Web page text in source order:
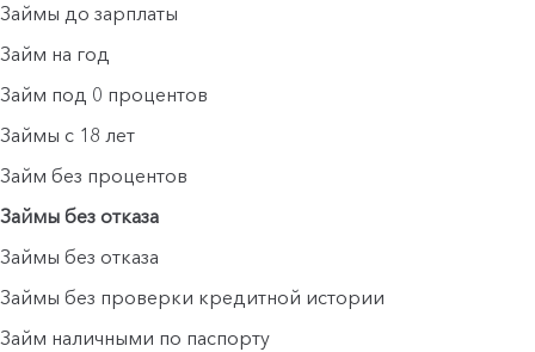
Займы до зарплаты
Займ на год
Займ под 0 процентов
Займы с 18 лет
Займ без процентов
Займы без отказа
Займы без отказа
Займы без проверки кредитной истории
Займ наличными по паспорту